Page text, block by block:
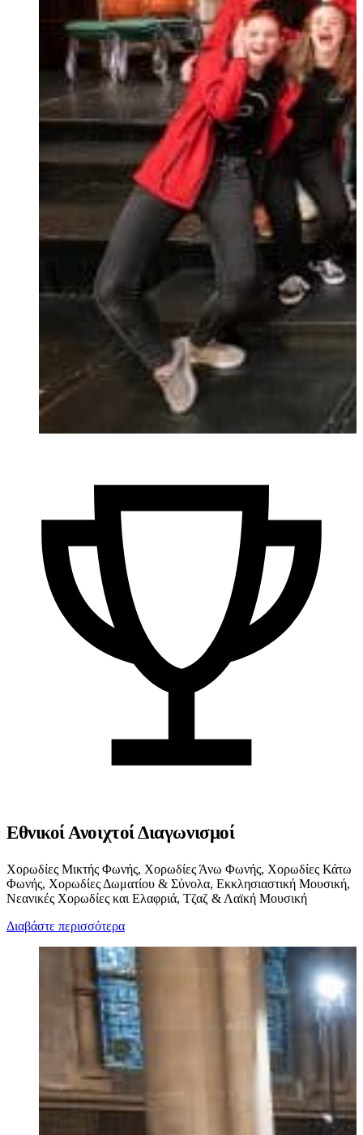
Εθνικοί Ανοιχτοί Διαγωνισμοί
Χορωδίες Μικτής Φωνής, Χορωδίες Άνω Φωνής, Χορωδίες Κάτω
Φωνής, Χορωδίες Δωματίου & Σύνολα, Εκκλησιαστική Μουσική,
Νεανικές Χορωδίες και Ελαφριά, Τζαζ & Λαϊκή Μουσική
Διαβάστε περισσότερα